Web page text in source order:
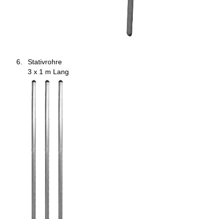
Stativrohre
3 x 1 m Lang